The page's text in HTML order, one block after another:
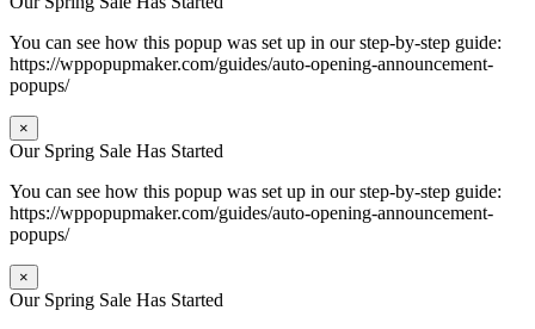
You can see how this popup was set up in our step-by-step guide:
https://wppopupmaker.com/guides/auto-opening-announcement-
popups/
×
Our Spring Sale Has Started
You can see how this popup was set up in our step-by-step guide:
https://wppopupmaker.com/guides/auto-opening-announcement-
popups/
×
Our Spring Sale Has Started